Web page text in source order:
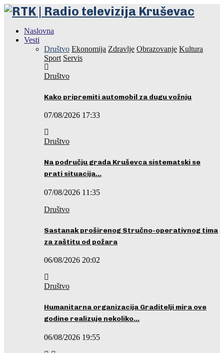
Naslovna
Vesti
Društvo Ekonomija Zdravlje Obrazovanje Kultura
Sport Servis
Društvo
Kako pripremiti automobil za dugu vožnju
07/08/2026 17:33
Društvo
Na području grada Kruševca sistematski se
prati situacija…
07/08/2026 11:35
Društvo
Sastanak proširenog Stručno-operativnog tima
za zaštitu od požara
06/08/2026 20:02
Društvo
Humanitarna organizacija Graditelji mira ove
godine realizuje nekoliko…
06/08/2026 19:55